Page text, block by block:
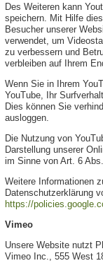
Des Weiteren kann
speichern. Mit Hilfe
Besucher unserer
verwendet, um
zu verbessern und
verbleiben auf Ihrem
Wenn Sie in Ihrem
YouTube, Ihr
Dies können Sie
ausloggen.
Die Nutzung von
Darstellung unserer
im Sinne von Art. 6
Weitere Informationen
Datenschutzerklärung
https://
Vimeo
Unsere Website nutzt
Vimeo Inc., 555 West